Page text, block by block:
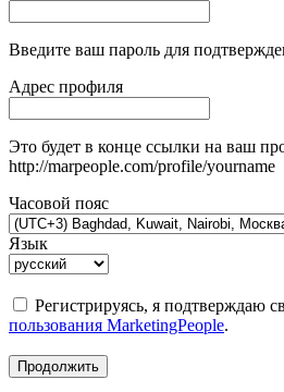
Введите ваш пароль для
Адрес профиля
Это будет в конце ссылки на ваш
http://marpeople.com/profile/yourname
Часовой пояс
Язык
Регистрируясь, я подтверждаю
пользования MarketingPeople.
Продолжить